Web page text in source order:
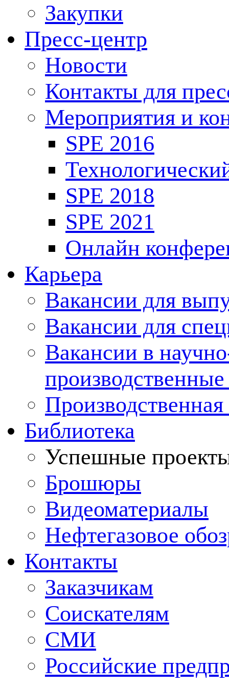
Закупки
Пресс-центр
Новости
Контакты для
Мероприятия и
SPE 2016
SPE 2018
SPE 2021
Онлайн
Карьера
Вакансии для
Вакансии для
Вакансии в
Производственная
Библиотека
Успешные
Брошюры
Видеоматериалы
Нефтегазовое
Контакты
Заказчикам
Соискателям
СМИ
Российские